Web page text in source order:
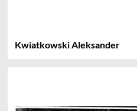
Kwiatkowski Aleksander